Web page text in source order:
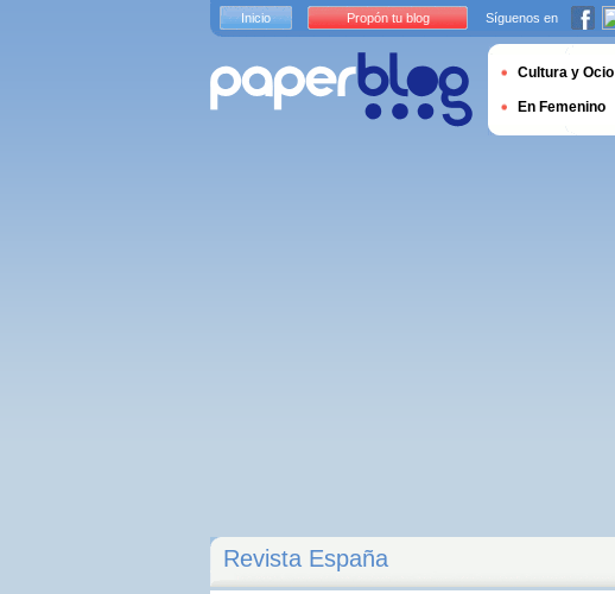
Revista España
Inicio Propón tu blog Síguenos en
Cultura y Ocio
En Femenino